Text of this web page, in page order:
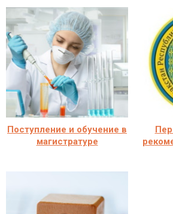
Поступление и обучение в
магистратуре